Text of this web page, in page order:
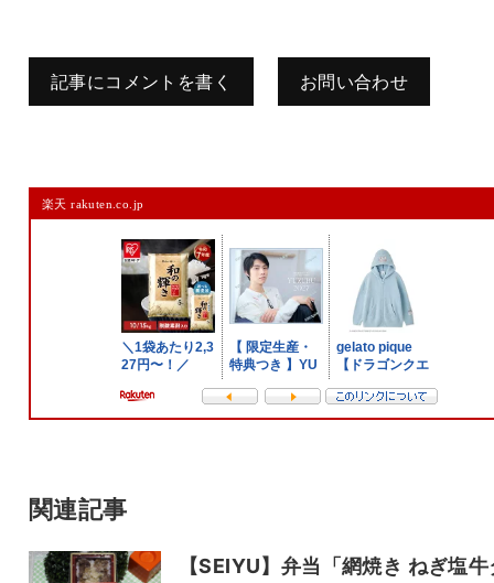
記事にコメントを書く お問い合わせ
メールアドレスは公開されません。
また、コメント欄には、必ず日本語を含めてください（スパム対策）。
サイト
楽天 rakuten.co.jp
関連記事
【SEIYU】弁当「網焼き ねぎ塩牛